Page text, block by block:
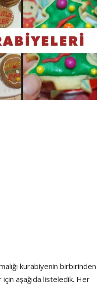
kurabiyenin birbirinden
aşağıda listeledik. Her